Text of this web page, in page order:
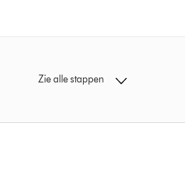
Zie alle stappen